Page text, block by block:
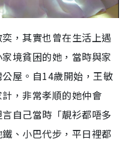
，其實也曾在生活上遇
境貧困的她，當時與家
屋。自14歲開始，王敏
，非常孝順的她仲會
自己當時「靚衫都唔多
、小巴代步，平日裡都